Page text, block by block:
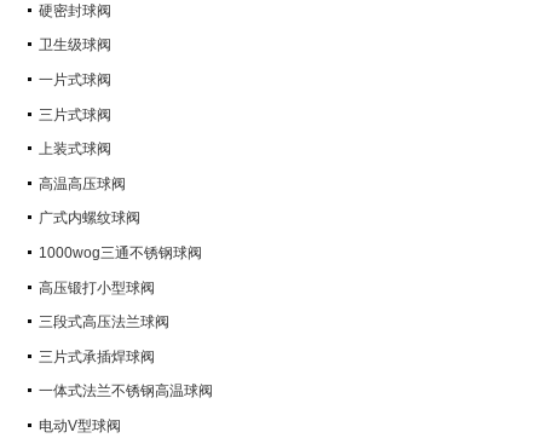
硬密封球阀
卫生级球阀
一片式球阀
三片式球阀
上装式球阀
高温高压球阀
广式内螺纹球阀
1000wog三通不锈钢球阀
高压锻打小型球阀
三段式高压法兰球阀
三片式承插焊球阀
一体式法兰不锈钢高温球阀
电动V型球阀